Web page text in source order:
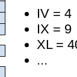
IV = 4
IX = 9
XL =
...